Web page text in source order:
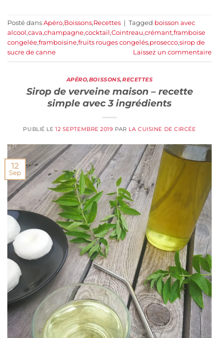
Posté dans Apéro,Boissons,Recettes | Tagged boisson avec
alcool,cava,champagne,cocktail,Cointreau,crémant,framboise
congelée,framboisine,fruits rouges congelés,prosecco,sirop de
sucre de canne
Laissez un commentaire
APÉRO,BOISSONS,RECETTES
Sirop de verveine maison – recette
simple avec 3 ingrédients
PUBLIÉ LE12 SEPTEMBRE 2019 PAR LA CUISINE DE CIRCÉE
12
Sep